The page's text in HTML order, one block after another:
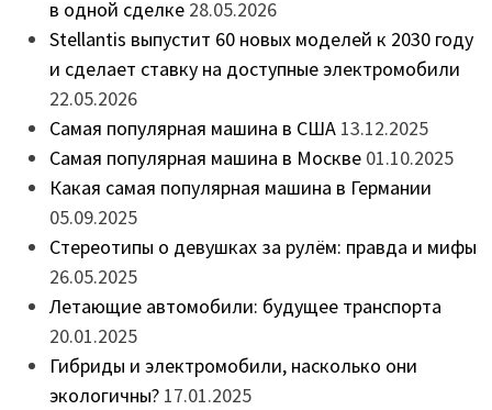
в одной сделке 28.05.2026
Stellantis выпустит 60 новых моделей к 2030 году
и сделает ставку на доступные электромобили
22.05.2026
Самая популярная машина в США 13.12.2025
Самая популярная машина в Москве 01.10.2025
Какая самая популярная машина в Германии
05.09.2025
Стереотипы о девушках за рулём: правда и мифы
26.05.2025
Летающие автомобили: будущее транспорта
20.01.2025
Гибриды и электромобили, насколько они
экологичны? 17.01.2025